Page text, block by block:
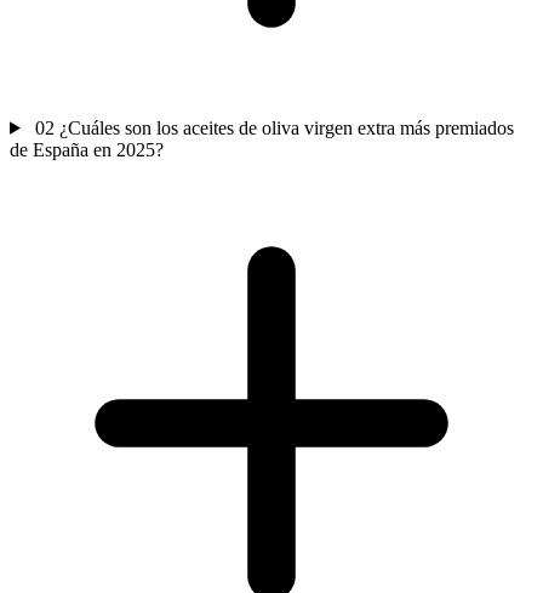
02 ¿Cuáles son los aceites de oliva virgen extra más premiados
de España en 2025?